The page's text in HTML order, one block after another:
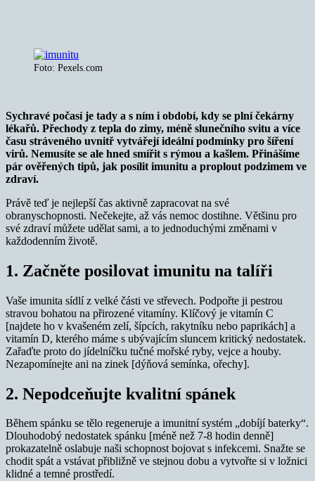
Foto: Pexels.com
Sychravé počasí je tady a s ním i období, kdy se plní čekárny
lékařů. Přechody z tepla do zimy, méně slunečního svitu a více
času stráveného uvnitř vytvářejí ideální podmínky pro šíření
virů. Nemusíte se ale hned smířit s rýmou a kašlem. Přinášíme
pár ověřených tipů, jak posílit imunitu a proplout podzimem ve
zdraví.
Právě teď je nejlepší čas aktivně zapracovat na své
obranyschopnosti. Nečekejte, až vás nemoc dostihne. Většinu pro
své zdraví můžete udělat sami, a to jednoduchými změnami v
každodenním životě.
1. Začněte posilovat imunitu na talíři
Vaše imunita sídlí z velké části ve střevech. Podpořte ji pestrou
stravou bohatou na přirozené vitamíny. Klíčový je vitamín C
[najdete ho v kvašeném zelí, šípcích, rakytníku nebo paprikách] a
vitamín D, kterého máme s ubývajícím sluncem kritický nedostatek.
Zařaďte proto do jídelníčku tučné mořské ryby, vejce a houby.
Nezapomínejte ani na zinek [dýňová semínka, ořechy].
2. Nepodceňujte kvalitní spánek
Během spánku se tělo regeneruje a imunitní systém „dobíjí baterky“.
Dlouhodobý nedostatek spánku [méně než 7-8 hodin denně]
prokazatelně oslabuje naši schopnost bojovat s infekcemi. Snažte se
chodit spát a vstávat přibližně ve stejnou dobu a vytvořte si v ložnici
klidné a temné prostředí.